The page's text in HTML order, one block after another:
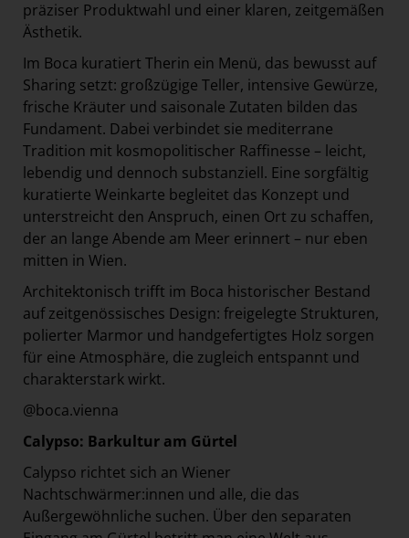
präziser Produktwahl und einer klaren, zeitgemäßen
Ästhetik.
Im Boca kuratiert Therin ein Menü, das bewusst auf
Sharing setzt: großzügige Teller, intensive Gewürze,
frische Kräuter und saisonale Zutaten bilden das
Fundament. Dabei verbindet sie mediterrane
Tradition mit kosmopolitischer Raffinesse – leicht,
lebendig und dennoch substanziell. Eine sorgfältig
kuratierte Weinkarte begleitet das Konzept und
unterstreicht den Anspruch, einen Ort zu schaffen,
der an lange Abende am Meer erinnert – nur eben
mitten in Wien.
Architektonisch trifft im Boca historischer Bestand
auf zeitgenössisches Design: freigelegte Strukturen,
polierter Marmor und handgefertigtes Holz sorgen
für eine Atmosphäre, die zugleich entspannt und
charakterstark wirkt.
@boca.vienna
Calypso: Barkultur am Gürtel
Calypso richtet sich an Wiener
Nachtschwärmer:innen und alle, die das
Außergewöhnliche suchen. Über den separaten